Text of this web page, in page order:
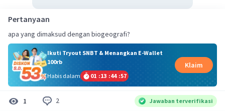
Pertanyaan
apa yang dimaksud dengan biogeografi?
Ikuti Tryout SNBT & Menangkan E-Wallet
100rb
Habis dalam
01 :13 :44 :56
Klaim
1 2 Jawaban terverifikasi